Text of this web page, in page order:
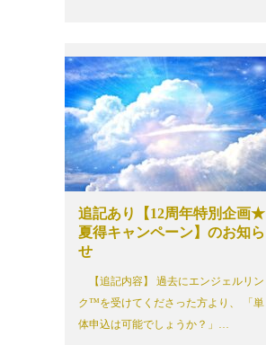
追記あり【12周年特別企画★
夏得キャンペーン】のお知ら
せ
【追記内容】 過去にエンジェルリン
ク™を受けてくださった方より、 「単
体申込は可能でしょうか？」…